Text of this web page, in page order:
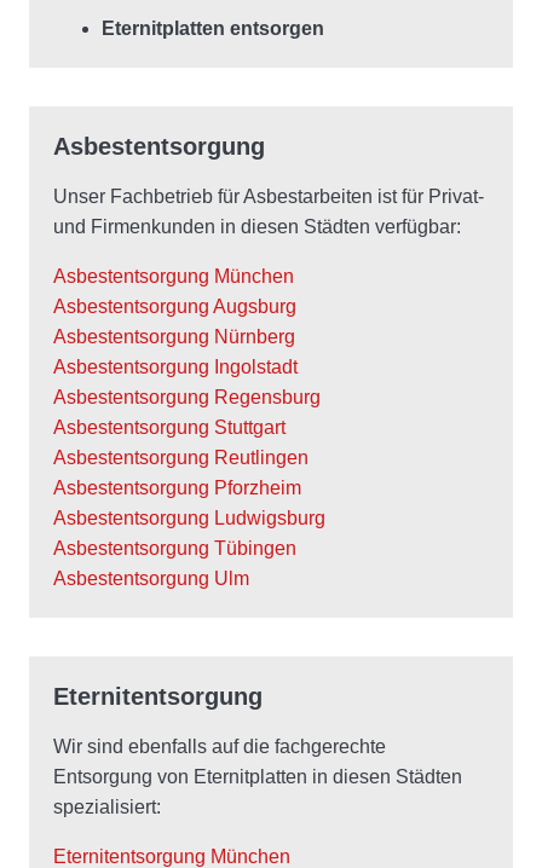
Eternitplatten entsorgen
Asbestentsorgung
Unser Fachbetrieb für Asbestarbeiten ist für Privat-
und Firmenkunden in diesen Städten verfügbar:
Asbestentsorgung München
Asbestentsorgung Augsburg
Asbestentsorgung Nürnberg
Asbestentsorgung Ingolstadt
Asbestentsorgung Regensburg
Asbestentsorgung Stuttgart
Asbestentsorgung Reutlingen
Asbestentsorgung Pforzheim
Asbestentsorgung Ludwigsburg
Asbestentsorgung Tübingen
Asbestentsorgung Ulm
Eternitentsorgung
Wir sind ebenfalls auf die fachgerechte
Entsorgung von Eternitplatten in diesen Städten
spezialisiert:
Eternitentsorgung München